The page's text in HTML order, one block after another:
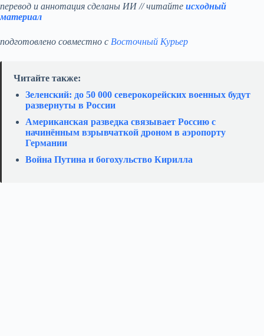
перевод и аннотация сделаны ИИ // читайте исходный
материал
подготовлено совместно с Восточный Курьер
Читайте также:
Зеленский: до 50 000 северокорейских военных будут
развернуты в России
Американская разведка связывает Россию с
начинённым взрывчаткой дроном в аэропорту
Германии
Война Путина и богохульство Кирилла